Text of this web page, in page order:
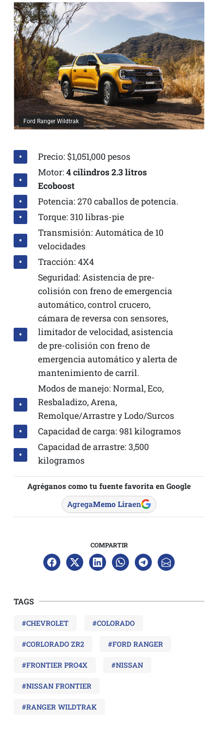
Ford Ranger Wildtrak
Precio: $1,051,000 pesos
Motor: 4 cilindros 2.3 litros
Ecoboost
Potencia: 270 caballos de potencia.
Torque: 310 libras-pie
Transmisión: Automática de 10
velocidades
Tracción: 4X4
Seguridad: Asistencia de pre-
colisión con freno de emergencia
automático, control crucero,
cámara de reversa con sensores,
limitador de velocidad, asistencia
de pre-colisión con freno de
emergencia automático y alerta de
mantenimiento de carril.
Modos de manejo: Normal, Eco,
Resbaladizo, Arena,
Remolque/Arrastre y Lodo/Surcos
Capacidad de carga: 981 kilogramos
Capacidad de arrastre: 3,500
kilogramos
Agréganos como tu fuente favorita en Google
AgregaMemo Liraen
COMPARTIR
TAGS
#CHEVROLET #COLORADO
#CORLORADO ZR2 #FORD RANGER
#FRONTIER PRO4X #NISSAN
#NISSAN FRONTIER
#RANGER WILDTRAK